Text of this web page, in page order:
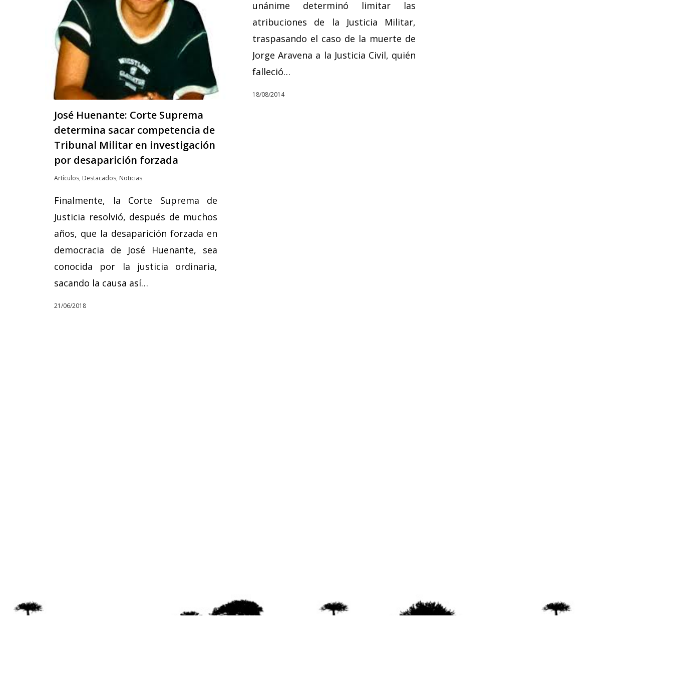
José Huenante: Corte Suprema
determina sacar competencia de
Tribunal Militar en investigación
por desaparición forzada
Artículos, Destacados, Noticias
Finalmente, la Corte Suprema de
Justicia resolvió, después de muchos
años, que la desaparición forzada en
democracia de José Huenante, sea
conocida por la justicia ordinaria,
sacando la causa así…
21/06/2018
unánime determinó limitar las
atribuciones de la Justicia Militar,
traspasando el caso de la muerte de
Jorge Aravena a la Justicia Civil, quién
falleció…
18/08/2014